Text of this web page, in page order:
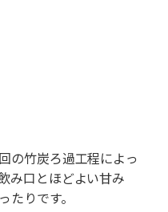
の竹炭ろ過工程によっ
み口とほどよい甘み
たりです。